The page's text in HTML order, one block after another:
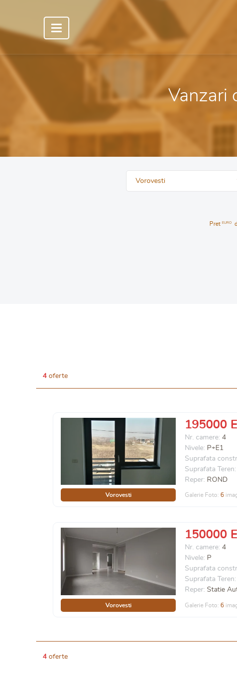
Vanzari
Vorovesti
Pret EURO
4 oferte
195000
Nr. camere: 4
Nivele: P+E1
Suprafata
Suprafata Teren:
Reper: ROND
Vorovesti Galerie Foto: 6
150000
Nr. camere: 4
Nivele: P
Suprafata
Suprafata Teren:
Reper: Statie
Vorovesti Galerie Foto: 6
4 oferte